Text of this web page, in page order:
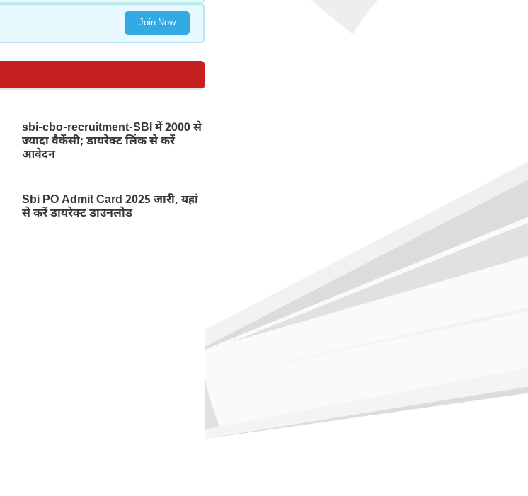
Join Now
sbi-cbo-recruitment-SBI में 2000 से
ज्यादा वैकेंसी; डायरेक्ट लिंक से करें
आवेदन
Sbi PO Admit Card 2025 जारी, यहां
से करें डायरेक्ट डाउनलोड